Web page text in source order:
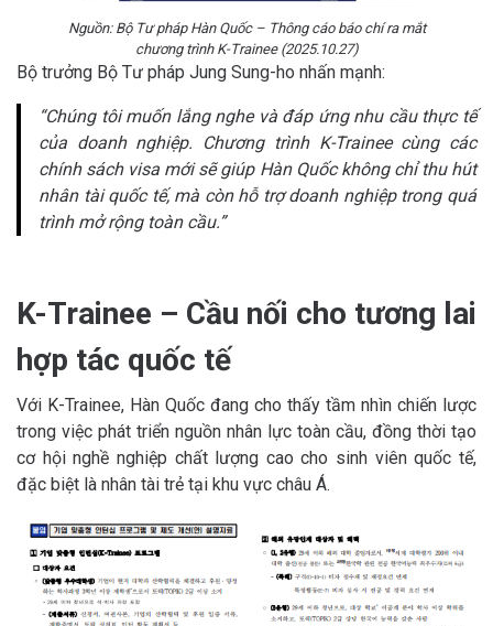
Nguồn: Bộ Tư pháp Hàn Quốc – Thông cáo báo chí ra mắt
chương trình K-Trainee (2025.10.27)
Bộ trưởng Bộ Tư pháp Jung Sung-ho nhấn mạnh:
“Chúng tôi muốn lắng nghe và đáp ứng nhu cầu thực tế
của doanh nghiệp. Chương trình K-Trainee cùng các
chính sách visa mới sẽ giúp Hàn Quốc không chỉ thu hút
nhân tài quốc tế, mà còn hỗ trợ doanh nghiệp trong quá
trình mở rộng toàn cầu.”
K-Trainee – Cầu nối cho tương lai
hợp tác quốc tế
Với K-Trainee, Hàn Quốc đang cho thấy tầm nhìn chiến lược
trong việc phát triển nguồn nhân lực toàn cầu, đồng thời tạo
cơ hội nghề nghiệp chất lượng cao cho sinh viên quốc tế,
đặc biệt là nhân tài trẻ tại khu vực châu Á.